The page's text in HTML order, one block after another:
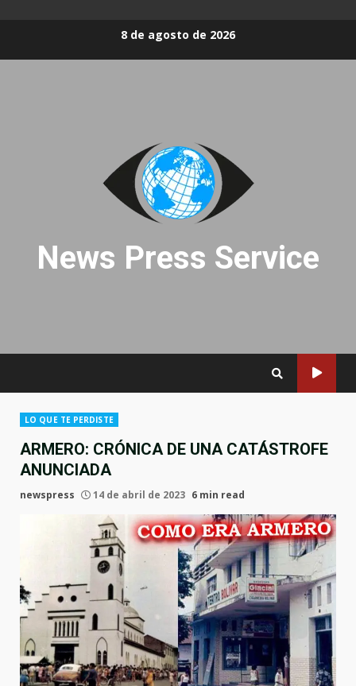
8 de agosto de 2026
News Press Service
LO QUE TE PERDISTE
ARMERO: CRÓNICA DE UNA CATÁSTROFE
ANUNCIADA
newspress 14 de abril de 2023 6 min read